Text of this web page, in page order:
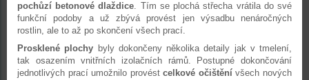
pochůzí betonové dlaždice. Tím se plochá střecha vrátila do své
funkční podoby a už zbývá provést jen výsadbu nenáročných
rostlin, ale to až po skončení všech prací.
Prosklené plochy byly dokončeny několika detaily jak v tmelení,
tak osazením vnitřních izolačních rámů. Postupné dokončování
jednotlivých prací umožnilo provéstcelkové očištěnívšech nových